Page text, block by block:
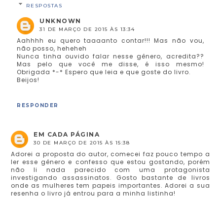
RESPOSTAS
UNKNOWN
31 DE MARÇO DE 2015 ÀS 13:34
Aahhhh eu quero taaaanto contar!!! Mas não vou,
não posso, heheheh
Nunca tinha ouvido falar nesse gênero, acredita??
Mas pelo que você me disse, é isso mesmo!
Obrigada *-* Espero que leia e que goste do livro.
Beijos!
RESPONDER
EM CADA PÁGINA
30 DE MARÇO DE 2015 ÀS 15:38
Adorei a proposta do autor, comecei faz pouco tempo a
ler esse gênero e confesso que estou gostando, porém
não li nada parecido com uma protagonista
investigando assassinatos. Gosto bastante de livros
onde as mulheres tem papeis importantes. Adorei a sua
resenha o livro já entrou para a minha listinha!